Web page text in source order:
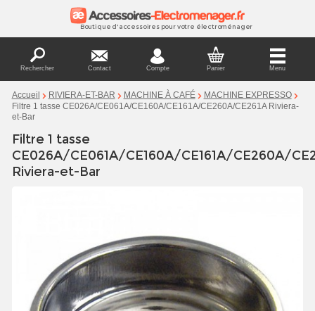
Boutique d'accessoires pour votre électroménager
Rechercher Contact Compte Panier Menu
Accueil RIVIERA-ET-BAR MACHINE À CAFÉ
MACHINE EXPRESSO
Filtre 1 tasse CE026A/CE061A/CE160A/CE161A/CE260A/CE261A Riviera-
et-Bar
Filtre 1 tasse
CE026A/CE061A/CE160A/CE161A/CE260A/
Riviera-et-Bar